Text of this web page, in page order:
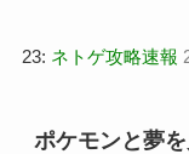
23: ネトゲ攻略速報
ポケモンと夢